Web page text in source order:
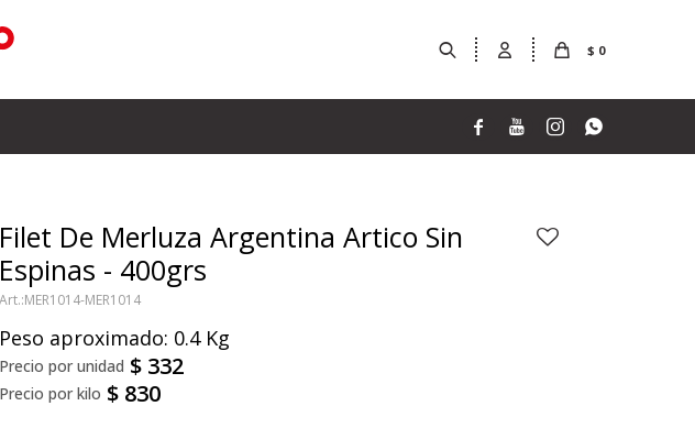
$ 0
   
Filet De Merluza Argentina Artico Sin
Espinas - 400grs
MER1014-MER1014
Peso aproximado: 0.4 Kg
$ 332
$ 830